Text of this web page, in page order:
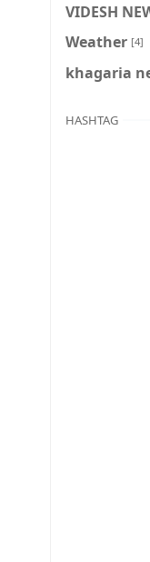
VIDESH
Weather [4]
khagaria
HASHTAG